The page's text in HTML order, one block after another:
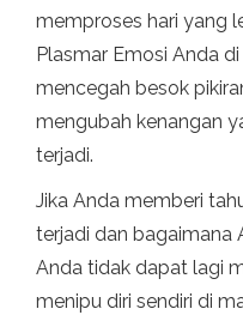
memproses hari yang
Plasmar Emosi Anda
mencegah besok
mengubah kenangan
terjadi.
Jika Anda memberi
terjadi dan bagaimana
Anda tidak dapat lagi
menipu diri sendiri di